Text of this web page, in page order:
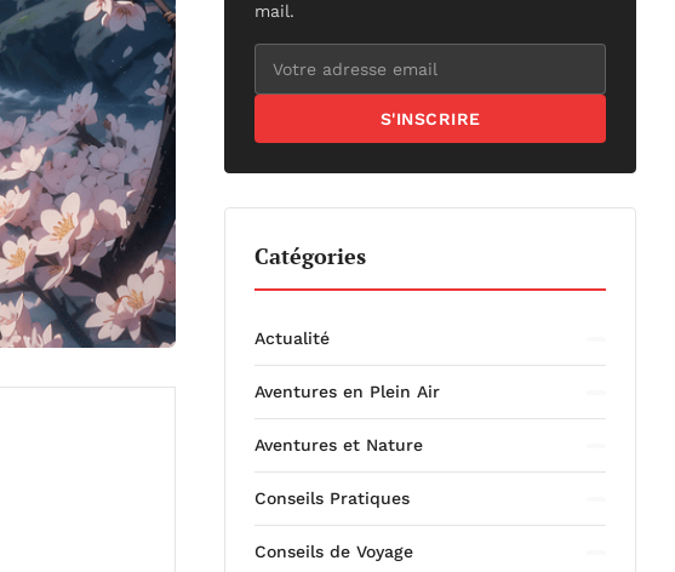
mail.
S'INSCRIRE
Catégories
Actualité
Aventures en Plein Air
Aventures et Nature
Conseils Pratiques
Conseils de Voyage